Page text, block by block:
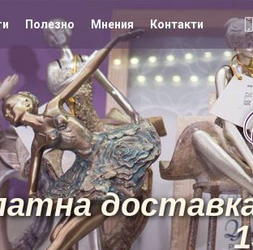
Полезно Мнения Контакти